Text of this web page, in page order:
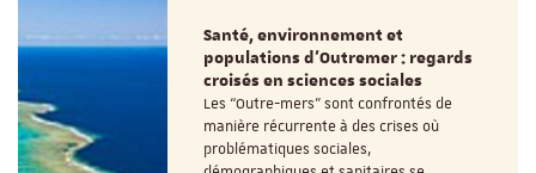
Santé, environnement et
populations d’Outremer : regards
croisés en sciences sociales
Les “Outre-mers” sont confrontés de
manière récurrente à des crises où
problématiques sociales,